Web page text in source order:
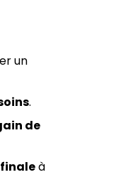
un
.
de
à